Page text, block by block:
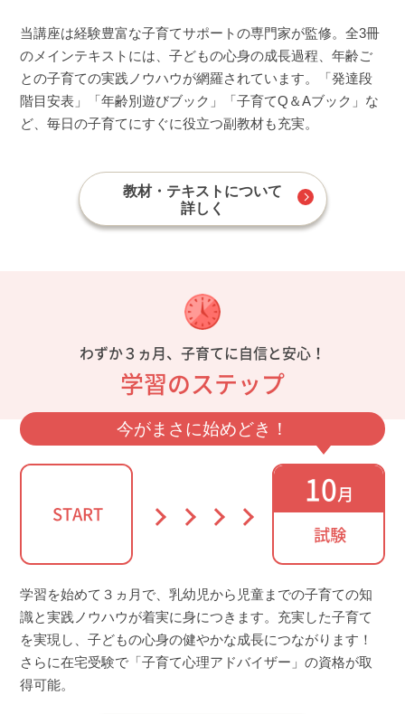
当講座は経験豊富な子育てサポートの専門家が監修。全3冊
のメインテキストには、子どもの心身の成長過程、年齢ご
との子育ての実践ノウハウが網羅されています。「発達段
階目安表」「年齢別遊びブック」「子育てQ＆Aブック」な
ど、毎日の子育てにすぐに役立つ副教材も充実。
教材・テキストについて
詳しく
わずか３ヵ月、子育てに自信と安心！
学習のステップ
今がまさに始めどき！
START
10月
試験
学習を始めて３ヵ月で、乳幼児から児童までの子育ての知
識と実践ノウハウが着実に身につきます。充実した子育て
を実現し、子どもの心身の健やかな成長につながります！
さらに在宅受験で「子育て心理アドバイザー」の資格が取
得可能。